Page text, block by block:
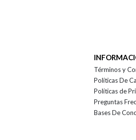
Términos y
Políticas De
Políticas de
Preguntas
Bases De